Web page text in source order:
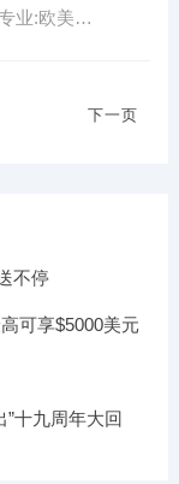
业:欧美…
下一页
不停
可享$5000美元
十九周年大回